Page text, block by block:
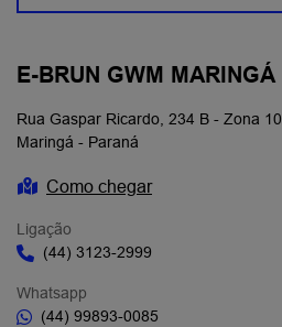
E-BRUN GWM MARINGÁ
Rua Gaspar Ricardo, 234 B - Zona 10
Maringá - Paraná
Como chegar
Ligação
(44) 3123-2999
Whatsapp
(44) 99893-0085